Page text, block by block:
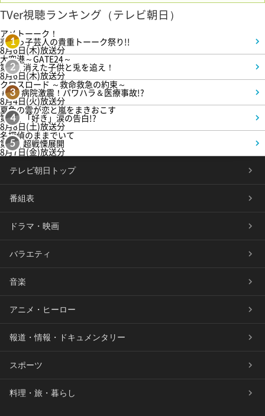
TVer視聴ランキング（テレビ朝日）
1
アメトーーク！
売れっ子芸人の貴重トーーク祭り!!
8月6日(木)放送分
2
大空港～GATE24～
第3話 消えた子供と兎を追え！
8月6日(木)放送分
3
クロスロード ～救命救急の約束～
＃5 病院激震！パワハラ＆医療事故!?
8月4日(火)放送分
4
夏色の雲が恋と嵐をまきおこす
第5話 「好き」涙の告白!?
8月8日(土)放送分
5
名探偵のままでいて
第4話 超戦慄展開
8月7日(金)放送分
テレビ朝日トップ
番組表
ドラマ・映画
バラエティ
音楽
アニメ・ヒーロー
報道・情報・ドキュメンタリー
スポーツ
料理・旅・暮らし